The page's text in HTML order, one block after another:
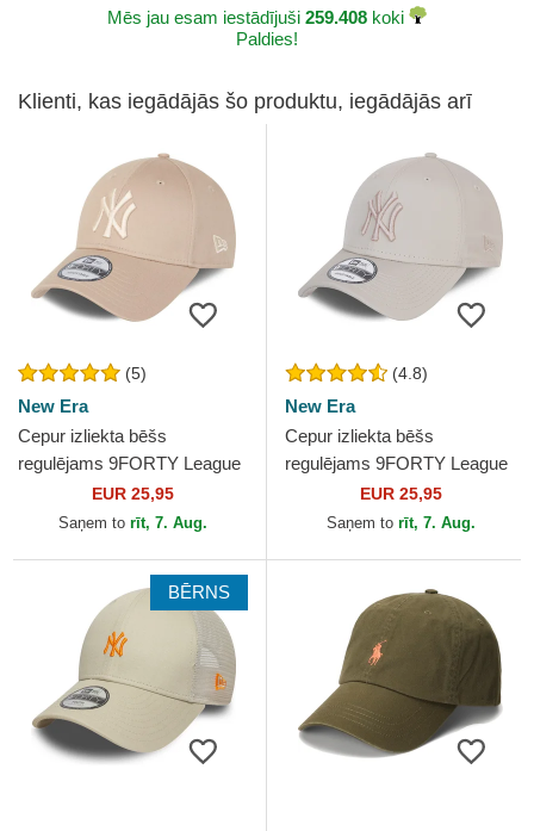
Mēs jau esam iestādījuši 259.408 koki
Paldies!
Klienti, kas iegādājās šo produktu, iegādājās arī
(5)
New Era
Cepur izliekta bēšs
regulējams 9FORTY League
Essential no New York
Yankees MLB no New Era
EUR 25,95
Saņem to rīt, 7. Aug.
(4.8)
New Era
Cepur izliekta bēšs
regulējams 9FORTY League
Essential Poly no New York
Yankees MLB no New Era
EUR 25,95
Saņem to rīt, 7. Aug.
BĒRNS